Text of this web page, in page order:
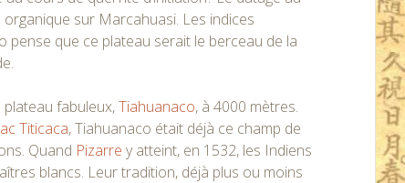
sur Marcahuasi. Les indices
pense que ce plateau serait le berceau de la
plateau fabuleux,Tiahuanaco, à 4000 mètres.
Titicaca, Tiahuanaco était déjà ce champ de
Quand Pizarre y atteint, en 1532, les Indiens
blancs. Leur tradition, déjà plus ou moins